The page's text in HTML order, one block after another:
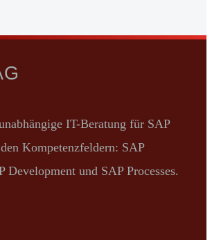
IT-Beratung für SAP
Kompetenzfeldern: SAP
Development und SAP Processes.